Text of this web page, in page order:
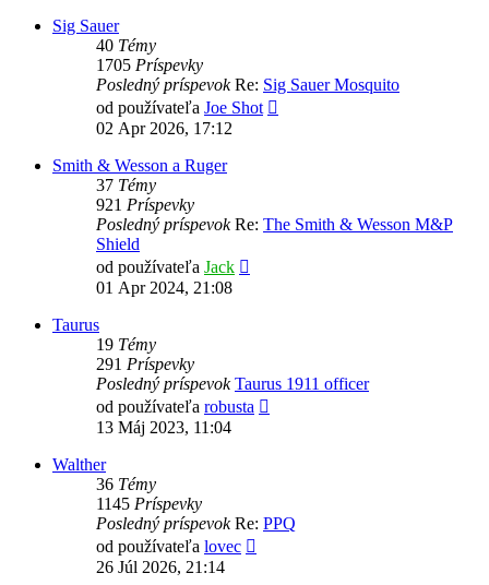
Sig Sauer
40 Témy
1705 Príspevky
Posledný príspevokRe: Sig Sauer Mosquito
od používateľa Joe Shot
02 Apr 2026, 17:12
Smith & Wesson a Ruger
37 Témy
921 Príspevky
Posledný príspevokRe: The Smith & Wesson M&P
Shield
od používateľa Jack
01 Apr 2024, 21:08
Taurus
19 Témy
291 Príspevky
Posledný príspevok Taurus 1911 officer
od používateľa robusta
13 Máj 2023, 11:04
Walther
36 Témy
1145 Príspevky
Posledný príspevokRe: PPQ
od používateľa lovec
26 Júl 2026, 21:14